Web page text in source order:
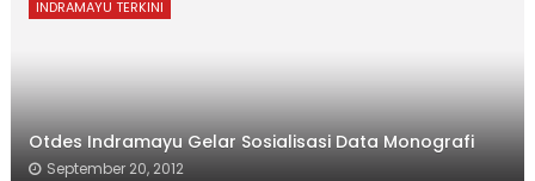
INDRAMAYU TERKINI
Otdes Indramayu Gelar Sosialisasi Data Monografi
September 20, 2012